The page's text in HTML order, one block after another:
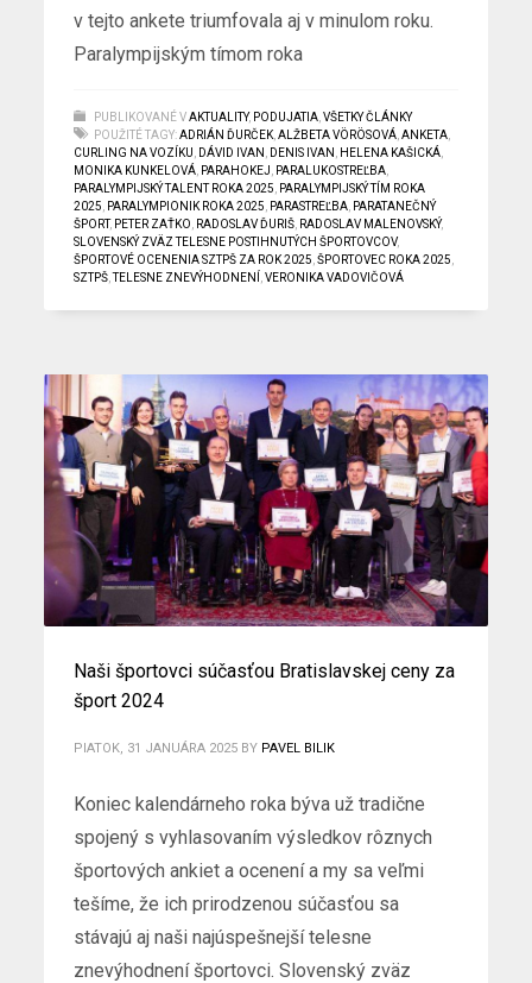
v tejto ankete triumfovala aj v minulom roku.
Paralympijským tímom roka
PUBLIKOVANÉ V AKTUALITY, PODUJATIA ,VŠETKY ČLÁNKY
POUŽITÉ TAGY: ADRIÁN ĎURČEK ,ALŽBETA VÖRÖSOVÁ ,ANKETA
CURLING NA VOZÍKU
DÁVID IVAN DENIS IVAN HELENA KAŠICKÁ
MONIKA KUNKELOVÁ PARAHOKEJ PARALUKOSTREĽBA
PARALYMPIJSKÝ TALENT ROKA 2025
PARALYMPIJSKÝ TÍM ROKA
2025
PARALYMPIONIK ROKA 2025 PARASTREĽBA PARATANEČNÝ
ŠPORT, PETER ZAŤKO RADOSLAV ĎURIŠ RADOSLAV MALENOVSKÝ,
SLOVENSKÝ ZVÄZ TELESNE POSTIHNUTÝCH ŠPORTOVCOV,
ŠPORTOVÉ OCENENIA SZTPŠ ZA ROK 2025 ,ŠPORTOVEC ROKA 2025
SZTPŠ ,TELESNE ZNEVÝHODNENÍ ,VERONIKA VADOVIČOVÁ
Naši športovci súčasťou Bratislavskej ceny za
šport 2024
PIATOK, 31 JANUÁRA 2025 BY PAVEL BILIK
Koniec kalendárneho roka býva už tradične
spojený s vyhlasovaním výsledkov rôznych
športových ankiet a ocenení a my sa veľmi
tešíme, že ich prirodzenou súčasťou sa
stávajú aj naši najúspešnejší telesne
znevýhodnení športovci. Slovenský zväz